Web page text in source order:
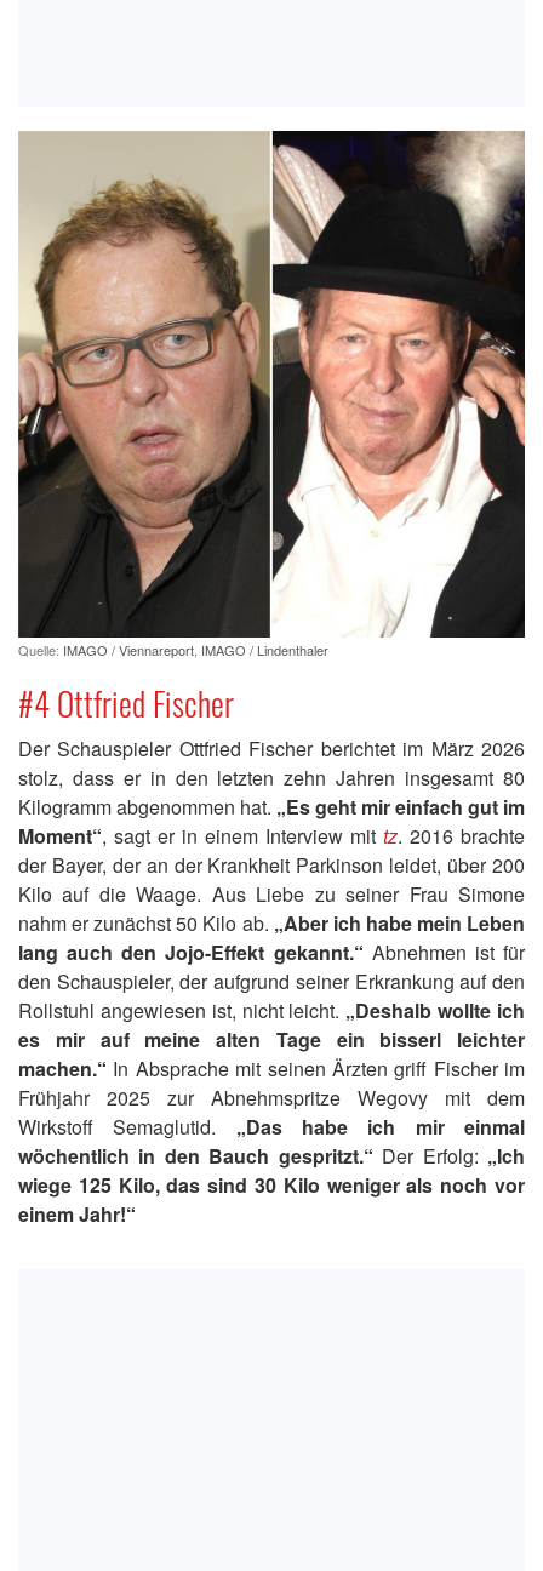
Quelle: IMAGO / Viennareport, IMAGO / Lindenthaler
#4 Ottfried Fischer
Der Schauspieler Ottfried Fischer berichtet im März 2026
stolz, dass er in den letzten zehn Jahren insgesamt 80
Kilogramm abgenommen hat. „Es geht mir einfach gut im
Moment“, sagt er in einem Interview mit tz. 2016 brachte
der Bayer, der an der Krankheit Parkinson leidet, über 200
Kilo auf die Waage. Aus Liebe zu seiner Frau Simone
nahm er zunächst 50 Kilo ab. „Aber ich habe mein Leben
lang auch den Jojo-Effekt gekannt.“ Abnehmen ist für
den Schauspieler, der aufgrund seiner Erkrankung auf den
Rollstuhl angewiesen ist, nicht leicht. „Deshalb wollte ich
es mir auf meine alten Tage ein bisserl leichter
machen.“ In Absprache mit seinen Ärzten griff Fischer im
Frühjahr 2025 zur Abnehmspritze Wegovy mit dem
Wirkstoff Semaglutid. „Das habe ich mir einmal
wöchentlich in den Bauch gespritzt.“ Der Erfolg: „Ich
wiege 125 Kilo, das sind 30 Kilo weniger als noch vor
einem Jahr!“